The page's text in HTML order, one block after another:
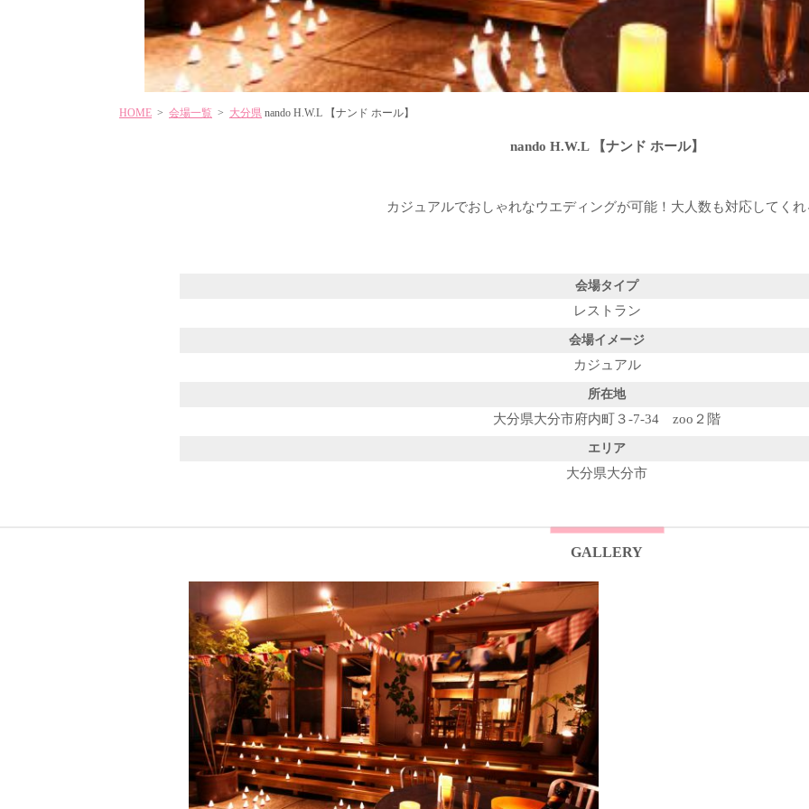
HOME > 会場一覧 > 大分県 nando H.W.L 【ナンド ホール】
nando H.W.L 【ナンド ホール】
カジュアルでおしゃれなウエディングが可能！大人数も対応してくれ
会場タイプ
レストラン
会場イメージ
カジュアル
所在地
大分県大分市府内町３-7-34 zoo２階
エリア
大分県大分市
GALLERY